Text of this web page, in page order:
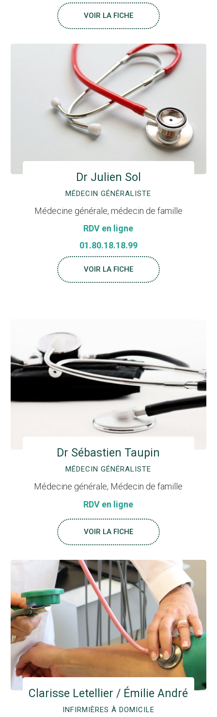
VOIR LA FICHE
Dr Julien Sol
MÉDECIN GÉNÉRALISTE
Médecine générale, médecin de famille
RDV en ligne
01.80.18.18.99
VOIR LA FICHE
Dr Sébastien Taupin
MÉDECIN GÉNÉRALISTE
Médecine générale, Médecin de famille
RDV en ligne
VOIR LA FICHE
Clarisse Letellier / Émilie André
INFIRMIÈRES À DOMICILE